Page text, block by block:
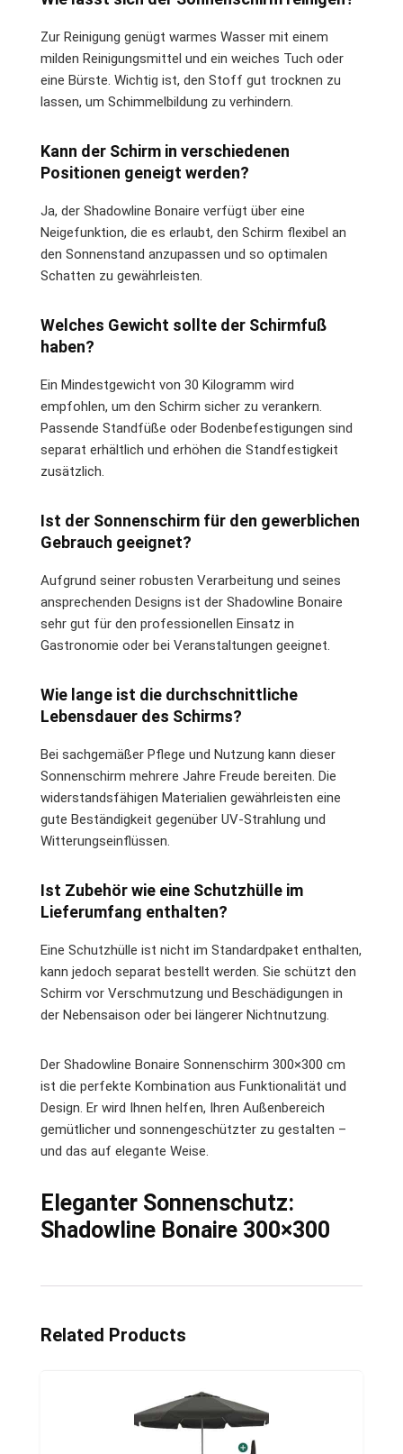
Zur Reinigung genügt warmes Wasser mit einem
milden Reinigungsmittel und ein weiches Tuch oder
eine Bürste. Wichtig ist, den Stoff gut trocknen zu
lassen, um Schimmelbildung zu verhindern.
Kann der Schirm in verschiedenen
Positionen geneigt werden?
Ja, der Shadowline Bonaire verfügt über eine
Neigefunktion, die es erlaubt, den Schirm flexibel an
den Sonnenstand anzupassen und so optimalen
Schatten zu gewährleisten.
Welches Gewicht sollte der Schirmfuß
haben?
Ein Mindestgewicht von 30 Kilogramm wird
empfohlen, um den Schirm sicher zu verankern.
Passende Standfüße oder Bodenbefestigungen sind
separat erhältlich und erhöhen die Standfestigkeit
zusätzlich.
Ist der Sonnenschirm für den gewerblichen
Gebrauch geeignet?
Aufgrund seiner robusten Verarbeitung und seines
ansprechenden Designs ist der Shadowline Bonaire
sehr gut für den professionellen Einsatz in
Gastronomie oder bei Veranstaltungen geeignet.
Wie lange ist die durchschnittliche
Lebensdauer des Schirms?
Bei sachgemäßer Pflege und Nutzung kann dieser
Sonnenschirm mehrere Jahre Freude bereiten. Die
widerstandsfähigen Materialien gewährleisten eine
gute Beständigkeit gegenüber UV-Strahlung und
Witterungseinflüssen.
Ist Zubehör wie eine Schutzhülle im
Lieferumfang enthalten?
Eine Schutzhülle ist nicht im Standardpaket enthalten,
kann jedoch separat bestellt werden. Sie schützt den
Schirm vor Verschmutzung und Beschädigungen in
der Nebensaison oder bei längerer Nichtnutzung.
Der Shadowline Bonaire Sonnenschirm 300×300 cm
ist die perfekte Kombination aus Funktionalität und
Design. Er wird Ihnen helfen, Ihren Außenbereich
gemütlicher und sonnengeschützter zu gestalten –
und das auf elegante Weise.
Eleganter Sonnenschutz:
Shadowline Bonaire 300×300
Related Products